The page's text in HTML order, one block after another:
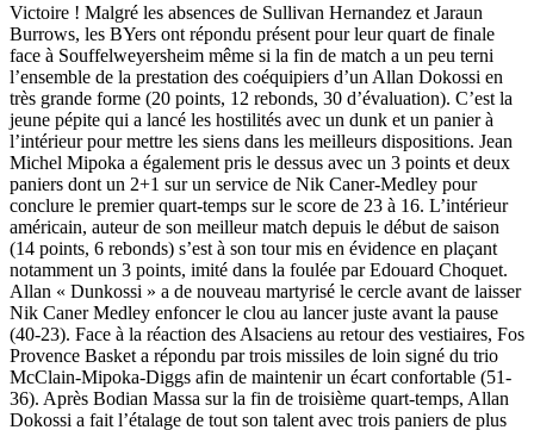
Victoire ! Malgré les absences de Sullivan Hernandez et Jaraun
Burrows, les BYers ont répondu présent pour leur quart de finale
face à Souffelweyersheim même si la fin de match a un peu terni
l’ensemble de la prestation des coéquipiers d’un Allan Dokossi en
très grande forme (20 points, 12 rebonds, 30 d’évaluation). C’est la
jeune pépite qui a lancé les hostilités avec un dunk et un panier à
l’intérieur pour mettre les siens dans les meilleurs dispositions. Jean
Michel Mipoka a également pris le dessus avec un 3 points et deux
paniers dont un 2+1 sur un service de Nik Caner-Medley pour
conclure le premier quart-temps sur le score de 23 à 16. L’intérieur
américain, auteur de son meilleur match depuis le début de saison
(14 points, 6 rebonds) s’est à son tour mis en évidence en plaçant
notamment un 3 points, imité dans la foulée par Edouard Choquet.
Allan « Dunkossi » a de nouveau martyrisé le cercle avant de laisser
Nik Caner Medley enfoncer le clou au lancer juste avant la pause
(40-23). Face à la réaction des Alsaciens au retour des vestiaires, Fos
Provence Basket a répondu par trois missiles de loin signé du trio
McClain-Mipoka-Diggs afin de maintenir un écart confortable (51-
36). Après Bodian Massa sur la fin de troisième quart-temps, Allan
Dokossi a fait l’étalage de tout son talent avec trois paniers de plus